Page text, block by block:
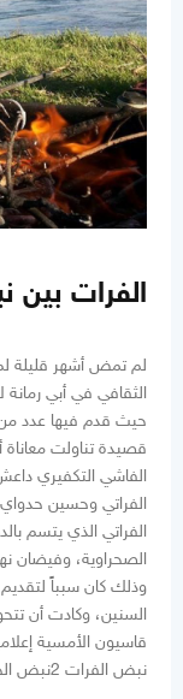
الفرات بين
لم تمض أشهر قليلة لم
الثقافي في أبي
قصيدة تناولت معاناة
الفاشي التكفيري
الفراتي وحسين
الفراتي الذي يتسم
الصحراوية، وفيضان
وذلك كان سبباً لتقديم
السنين، وكادت أن
قاسيون الأمسية
نبض الفرات 2نبض الحياة